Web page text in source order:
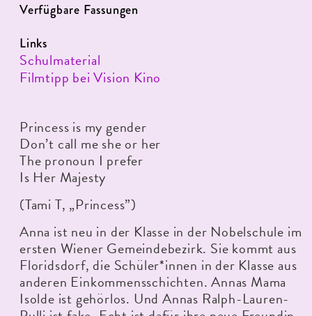
Verfügbare Fassungen
Links
Schulmaterial
Filmtipp bei Vision Kino
Princess is my gender
Don’t call me she or her
The pronoun I prefer
Is Her Majesty
(Tami T, „Princess”)
Anna ist neu in der Klasse in der Nobelschule im
ersten Wiener Gemeindebezirk. Sie kommt aus
Floridsdorf, die Schüler*innen in der Klasse aus
anderen Einkommensschichten. Annas Mama
Isolde ist gehörlos. Und Annas Ralph-Lauren-